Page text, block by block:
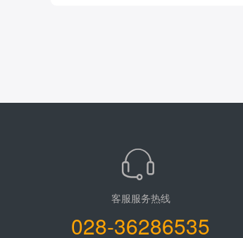
客服服务热线
028-36286535